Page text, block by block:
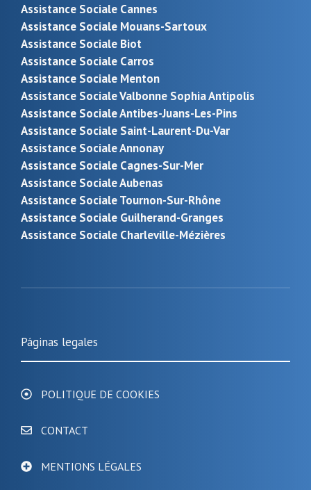
Assistance Sociale Cannes
Assistance Sociale Mouans-Sartoux
Assistance Sociale Biot
Assistance Sociale Carros
Assistance Sociale Menton
Assistance Sociale Valbonne Sophia Antipolis
Assistance Sociale Antibes-Juans-Les-Pins
Assistance Sociale Saint-Laurent-Du-Var
Assistance Sociale Annonay
Assistance Sociale Cagnes-Sur-Mer
Assistance Sociale Aubenas
Assistance Sociale Tournon-Sur-Rhône
Assistance Sociale Guilherand-Granges
Assistance Sociale Charleville-Mézières
Páginas legales
POLITIQUE DE COOKIES
CONTACT
MENTIONS LÉGALES